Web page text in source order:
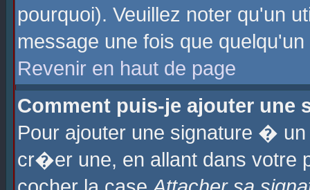
pourquoi). Veuillez noter qu'un
message une fois que
Revenir en haut de page
Comment puis-je ajouter une
Pour ajouter une signature �
cr�er une, en allant dans